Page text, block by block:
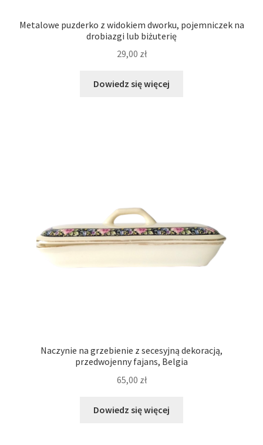
Metalowe puzderko z widokiem dworku, pojemniczek na
drobiazgi lub biżuterię
29,00 zł
Dowiedz się więcej
Naczynie na grzebienie z secesyjną dekoracją,
przedwojenny fajans, Belgia
65,00 zł
Dowiedz się więcej